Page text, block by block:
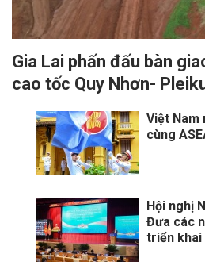
Gia Lai phấn đấu bàn
cao tốc Quy Nhơn-
Việt Nam
cùng
Hội nghị
Đưa các
triển